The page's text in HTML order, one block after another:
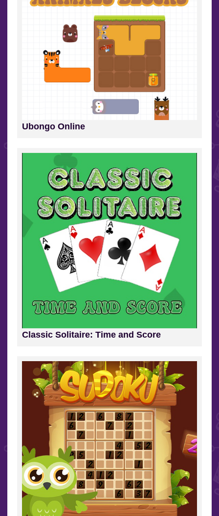
Ubongo Online
Classic Solitaire: Time and Score